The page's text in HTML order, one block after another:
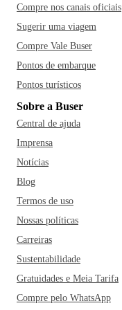
Compre nos canais oficiais
Sugerir uma viagem
Compre Vale Buser
Pontos de embarque
Pontos turísticos
Sobre a Buser
Central de ajuda
Imprensa
Notícias
Blog
Termos de uso
Nossas políticas
Carreiras
Sustentabilidade
Gratuidades e Meia Tarifa
Compre pelo WhatsApp